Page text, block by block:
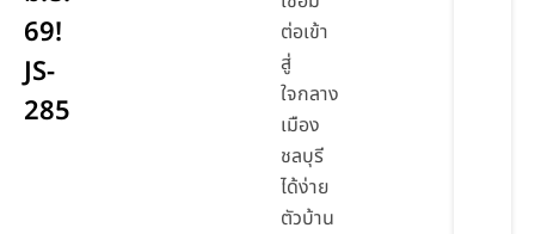
69!
JS-
285
ต่อเข้า
สู่
ใจกลาง
เมือง
ชลบุรี
ได้ง่าย
ตัวบ้าน